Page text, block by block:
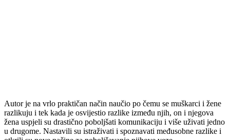
Autor je na vrlo praktičan način naučio po čemu se muškarci i žene
razlikuju i tek kada je osvijestio razlike između njih, on i njegova
žena uspjeli su drastično poboljšati komunikaciju i više uživati jedno
u drugome. Nastavili su istraživati i spoznavati međusobne razlike i